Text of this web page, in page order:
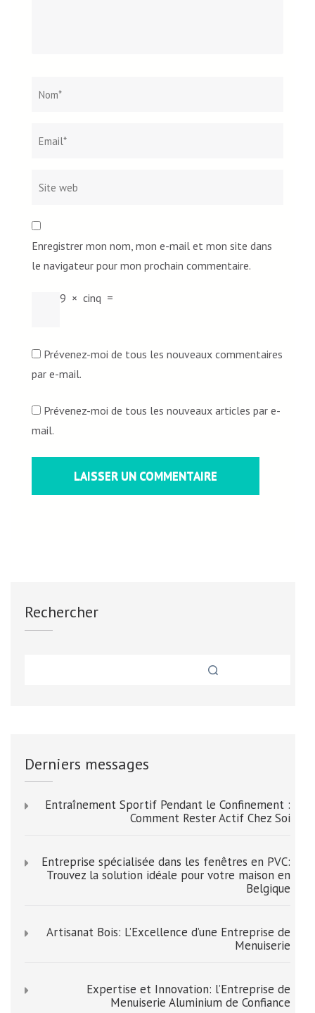
Enregistrer mon nom, mon e-mail et mon site dans
le navigateur pour mon prochain commentaire.
9 × cinq =
Prévenez-moi de tous les nouveaux commentaires
par e-mail.
Prévenez-moi de tous les nouveaux articles par e-
mail.
Rechercher
Derniers messages
Entraînement Sportif Pendant le Confinement :
Comment Rester Actif Chez Soi
Entreprise spécialisée dans les fenêtres en PVC:
Trouvez la solution idéale pour votre maison en
Belgique
Artisanat Bois: L’Excellence d’une Entreprise de
Menuiserie
Expertise et Innovation: l’Entreprise de
Menuiserie Aluminium de Confiance